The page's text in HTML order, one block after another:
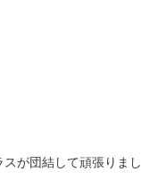
が団結して頑張りまし